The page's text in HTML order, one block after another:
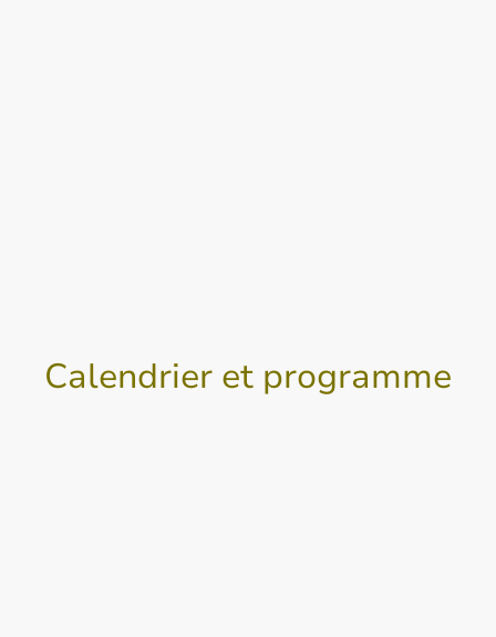
Calendrier et programme